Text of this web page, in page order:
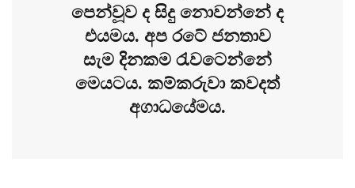
පෙන්වූව ද සිදු නොවන්නේ ද
එයමය. අප රටේ ජනතාව
සැම දිනකම රැවටෙන්නේ
මෙයටය. කම්කරුවා කවදත්
අගාධයේමය.